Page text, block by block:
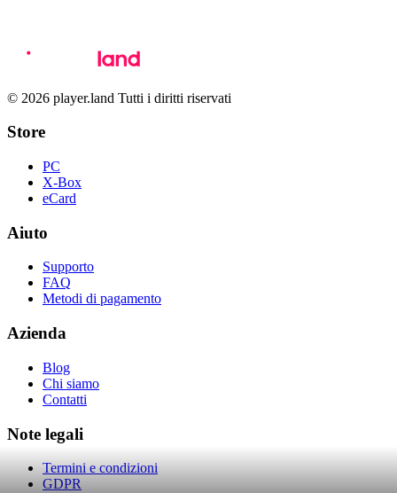
© 2026 player.land Tutti i diritti riservati
Store
PC
X-Box
eCard
Aiuto
Supporto
FAQ
Metodi di pagamento
Azienda
Blog
Chi siamo
Contatti
Note legali
Termini e condizioni
GDPR